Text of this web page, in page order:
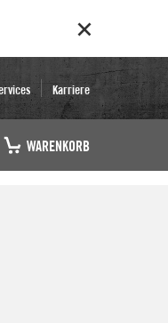
Karriere
WARENKORB